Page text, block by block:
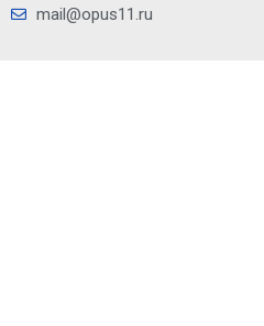
mail@opus11.ru